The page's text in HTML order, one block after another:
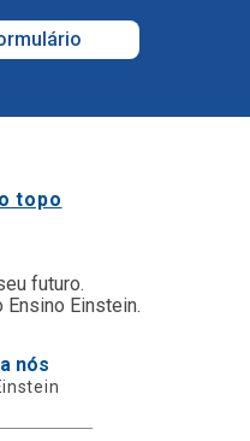
topo
futuro.
Einstein.
nós